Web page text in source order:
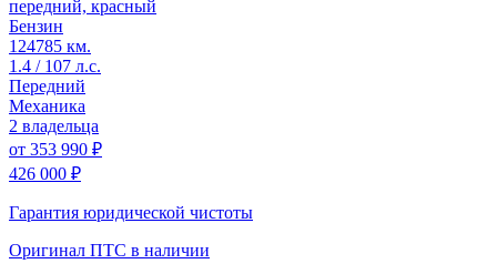
передний, красный
Бензин
124785 км.
1.4 / 107 л.с.
Передний
Механика
2 владельца
от 353 990 ₽
426 000 ₽
Гарантия юридической чистоты
Оригинал ПТС в наличии